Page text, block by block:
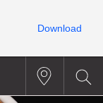
Download